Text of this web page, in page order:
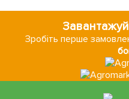
Зробіть перше